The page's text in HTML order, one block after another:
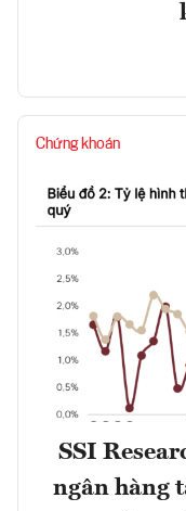
Chứng khoán
SSI
ngân hàng